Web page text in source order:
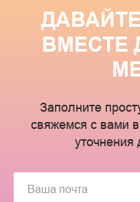
ВМЕСТЕ
Заполните
свяжемся с вами
уточнения